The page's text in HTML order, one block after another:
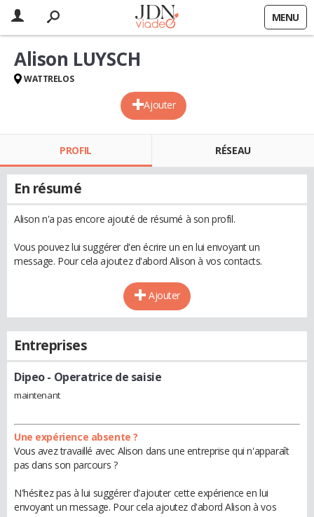
MENU
Ajouter
Alison LUYSCH
WATTRELOS
PROFIL RÉSEAU
En résumé
Alison n'a pas encore ajouté de résumé à son profil.
Vous pouvez lui suggérer d'en écrire un en lui envoyant un
message. Pour cela ajoutez d'abord Alison à vos contacts.
Ajouter
Entreprises
Dipeo- Operatrice de saisie
maintenant
Une expérience absente ?
Vous avez travaillé avec Alison dans une entreprise qui n'apparaît
pas dans son parcours ?
N'hésitez pas à lui suggérer d'ajouter cette expérience en lui
envoyant un message. Pour cela ajoutez d'abord Alison à vos